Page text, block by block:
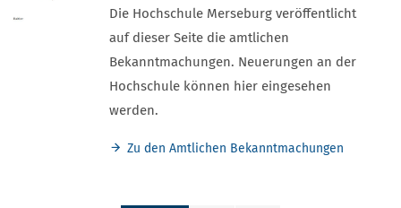
Die Hochschule Merseburg veröffentlicht
auf dieser Seite die amtlichen
Bekanntmachungen. Neuerungen an der
Hochschule können hier eingesehen
werden.
Zu den Amtlichen Bekanntmachungen